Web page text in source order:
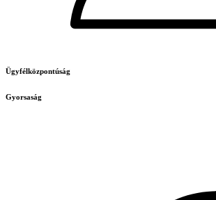
Ügyfélközpontúság
Gyorsaság